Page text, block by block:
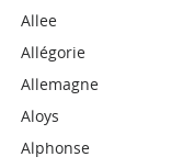
Allee
Allégorie
Allemagne
Aloys
Alphonse